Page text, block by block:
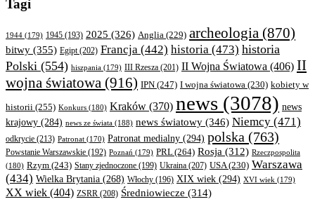
Tagi
1944 (179) 1945 (193) 2025 (326) Anglia (229) archeologia (870)
bitwy (355) Egipt(202) Francja (442) historia (473) historia
Polski (554) hiszpania (179) III Rzesza (201) II Wojna Światowa (406) II
wojna światowa (916) IPN (247) I wojna światowa (230) kobiety w
historii (255) Konkurs (180) Kraków (370) news (3078) news
krajowy (284) news ze świata (188) news światowy (346) Niemcy (471)
odkrycie (213) Patronat (170) Patronat medialny (294) polska (763)
Powstanie Warszawskie (192) Poznań (179) PRL(264) Rosja (312) Rzeczpospolita
(180) Rzym (243) Stany zjednoczone (199) Ukraina (207) USA(230) Warszawa
(434) Wielka Brytania (268) Włochy (196) XIX wiek (294) XVI wiek (179)
XX wiek (404) ZSRR (208) Średniowiecze (314)